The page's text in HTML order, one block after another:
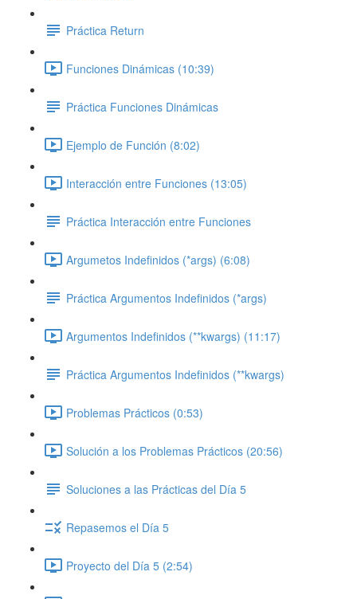
Práctica Return
Funciones Dinámicas (10:39)
Práctica Funciones Dinámicas
Ejemplo de Función (8:02)
Interacción entre Funciones (13:05)
Práctica Interacción entre Funciones
Argumetos Indefinidos (*args) (6:08)
Práctica Argumentos Indefinidos (*args)
Argumentos Indefinidos (**kwargs) (11:17)
Práctica Argumentos Indefinidos (**kwargs)
Problemas Prácticos (0:53)
Solución a los Problemas Prácticos (20:56)
Soluciones a las Prácticas del Día 5
Repasemos el Día 5
Proyecto del Día 5 (2:54)